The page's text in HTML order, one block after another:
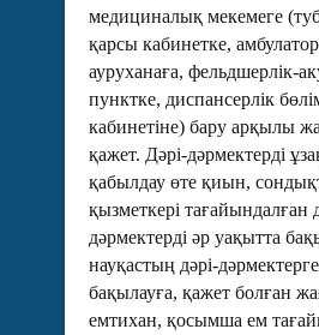
медициналық мекемеге
қарсы кабинетке,
ауруханаға, фельдшерлік-
пунктке, диспансерлік
кабинетіне) бару арқылы
қажет. Дәрі-дәрмектерді
қабылдау өте қиын,
қызметкері тағайындалған
дәрмектерді әр уақытта
науқастың дәрі-дәрмектерге
бақылауға, қажет болған
емтихан, қосымша ем